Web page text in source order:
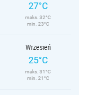
27°C
maks. 32°C
min. 23°C
Wrzesień
25°C
maks. 31°C
min. 21°C